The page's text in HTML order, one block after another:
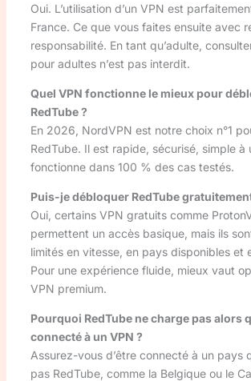
Oui. L’utilisation d’un VPN est
France. Ce que vous faites ensuite avec
responsabilité. En tant qu’adulte,
pour adultes n’est pas interdit.
Quel VPN fonctionne le mieux pour
RedTube ?
En 2026, NordVPN est notre choix n°1
RedTube. Il est rapide, sécurisé, simple à
fonctionne dans 100 % des cas testés.
Puis-je débloquer RedTube
Oui, certains VPN gratuits comme
permettent un accès basique, mais ils
limités en vitesse, en pays disponibles et
Pour une expérience fluide, mieux vaut
VPN premium.
Pourquoi RedTube ne charge pas alors
connecté à un VPN ?
Assurez-vous d’être connecté à un pays
pas RedTube, comme la Belgique ou le